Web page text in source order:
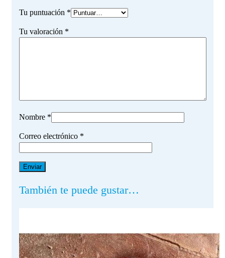
Tu puntuación *
Tu valoración *
Nombre *
Correo electrónico *
También te puede gustar…